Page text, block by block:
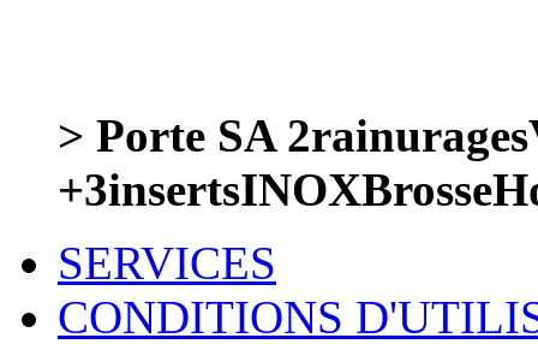
> Porte SA
SERVICES
CONDITIONS